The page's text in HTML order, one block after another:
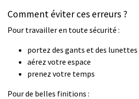
Comment éviter ces erreurs ?
Pour travailler en toute sécurité :
portez des gants et des lunettes
aérez votre espace
prenez votre temps
Pour de belles finitions :